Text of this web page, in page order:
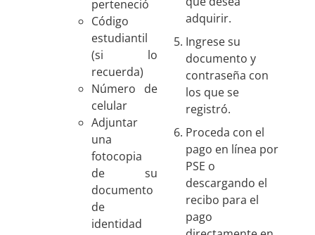
perteneció
Código
estudiantil
(si lo
recuerda)
Número de
celular
Adjuntar
una
fotocopia
de su
documento
de
identidad
adquirir.
Ingrese su
documento y
contraseña con
los que se
registró.
Proceda con el
pago en línea por
PSE o
descargando el
recibo para el
pago